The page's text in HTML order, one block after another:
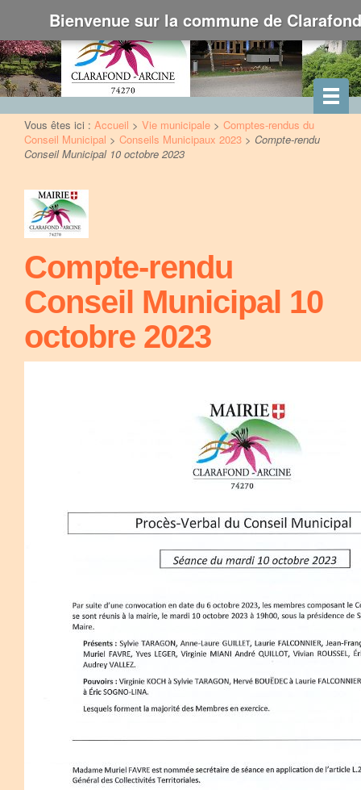
Vous êtes ici : Accueil > Vie municipale > Comptes-rendus du
Conseil Municipal > Conseils Municipaux 2023 > Compte-rendu
Conseil Municipal 10 octobre 2023
Compte-rendu
Conseil Municipal 10
octobre 2023
Bienvenue sur la commune de